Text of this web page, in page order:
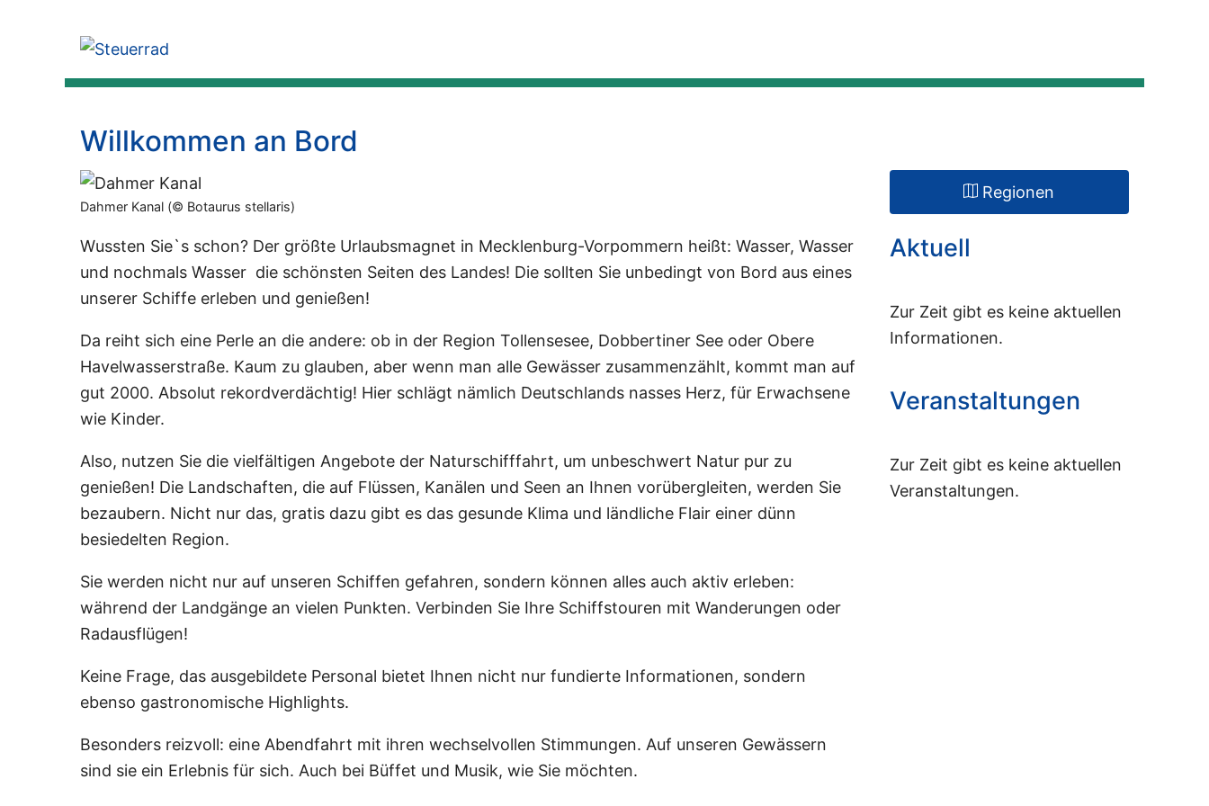
Willkommen an Bord
Dahmer Kanal (© Botaurus stellaris)
Wussten Sie`s schon? Der größte Urlaubsmagnet in Mecklenburg-Vorpommern heißt: Wasser, Wasser
und nochmals Wasser ­ die schönsten Seiten des Landes! Die sollten Sie unbedingt von Bord aus eines
unserer Schiffe erleben und genießen!
Da reiht sich eine Perle an die andere: ob in der Region Tollensesee, Dobbertiner See oder Obere
Havelwasserstraße. Kaum zu glauben, aber wenn man alle Gewässer zusammenzählt, kommt man auf
gut 2000. Absolut rekordverdächtig! Hier schlägt nämlich Deutschlands nasses Herz, für Erwachsene
wie Kinder.
Also, nutzen Sie die vielfältigen Angebote der Naturschifffahrt, um unbeschwert Natur pur zu
genießen! Die Landschaften, die auf Flüssen, Kanälen und Seen an Ihnen vorübergleiten, werden Sie
bezaubern. Nicht nur das, gratis dazu gibt es das gesunde Klima und ländliche Flair einer dünn
besiedelten Region.
Sie werden nicht nur auf unseren Schiffen gefahren, sondern können alles auch aktiv erleben:
während der Landgänge an vielen Punkten. Verbinden Sie Ihre Schiffstouren mit Wanderungen oder
Radausflügen!
Keine Frage, das ausgebildete Personal bietet Ihnen nicht nur fundierte Informationen, sondern
ebenso gastronomische Highlights.
Besonders reizvoll: eine Abendfahrt mit ihren wechselvollen Stimmungen. Auf unseren Gewässern
sind sie ein Erlebnis für sich. Auch bei Büffet und Musik, wie Sie möchten.
Regionen
Aktuell
Zur Zeit gibt es keine aktuellen
Informationen.
Veranstal­tungen
Zur Zeit gibt es keine aktuellen
Veranstaltungen.